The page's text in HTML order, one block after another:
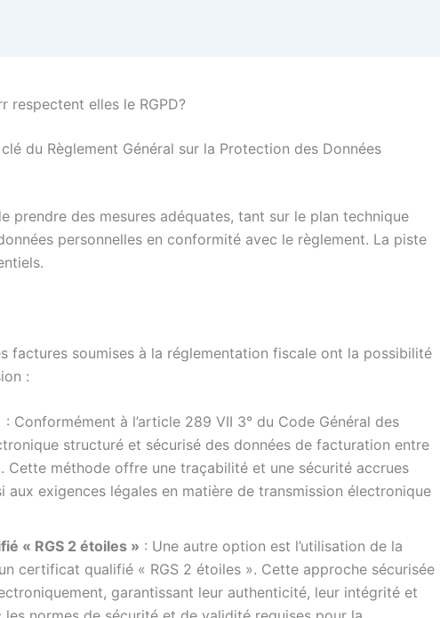
respectent elles le RGPD?
du Règlement Général sur la Protection des Données
prendre des mesures adéquates, tant sur le plan technique
personnelles en conformité avec le règlement. La piste
factures soumises à la réglementation fiscale ont la possibilité
:
: Conformément à l’article 289 VII 3° du Code Général des
structuré et sécurisé des données de facturation entre
Cette méthode offre une traçabilité et une sécurité accrues
exigences légales en matière de transmission électronique
« RGS 2 étoiles » : Une autre option est l’utilisation de la
certificat qualifié « RGS 2 étoiles ». Cette approche sécurisée
garantissant leur authenticité, leur intégrité et